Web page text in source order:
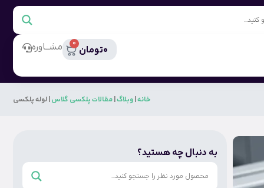
0تومان
0 مشــاوره
خانه وبلاگ مقالات پلکسی گلاس لوله پلکسی
به دنبال چه هستید؟